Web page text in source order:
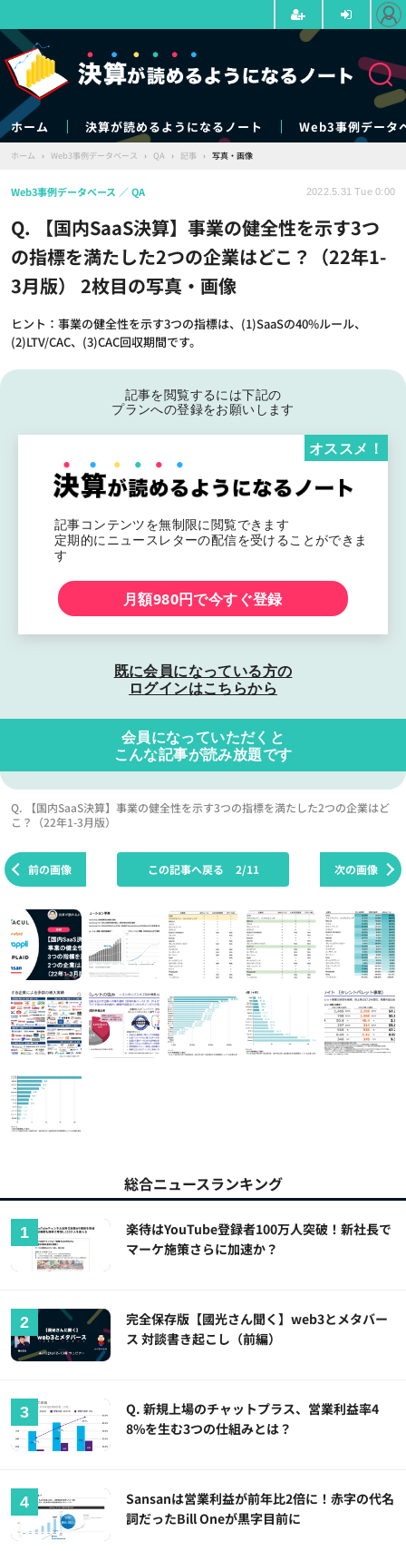
ホーム 決算が読めるようになるノート Web3事例データ
ホーム › Web3事例データベース › QA › 記事 › 写真・画像
Q. 【国内SaaS決算】事業の健全性を示す3つ
の指標を満たした2つの企業はどこ？（22年1-
3月版） 2枚目の写真・画像
ヒント：事業の健全性を示す3つの指標は、(1)SaaSの40%ルール、
(2)LTV/CAC、(3)CAC回収期間です。
Web3事例データベース QA 2022.5.31 Tue 0:00
記事を閲覧するには下記の
プランへの登録をお願いします
記事コンテンツを無制限に閲覧できます
定期的にニュースレターの配信を受けることができま
す
オススメ！
月額980円で今すぐ登録
既に会員になっている方の
ログインはこちらから
会員になっていただくと
こんな記事が読み放題です
Q. 【国内SaaS決算】事業の健全性を示す3つの指標を満たした2つの企業はど
こ？（22年1-3月版）
前の画像 次の画像
この記事へ戻る 2/11
総合ニュースランキング
楽待はYouTube登録者100万人突破！新社長で
マーケ施策さらに加速か？
完全保存版【國光さん聞く】web3とメタバー
ス 対談書き起こし（前編）
Q. 新規上場のチャットプラス、営業利益率4
8%を生む3つの仕組みとは？
Sansanは営業利益が前年比2倍に！赤字の代名
詞だったBill Oneが黒字目前に